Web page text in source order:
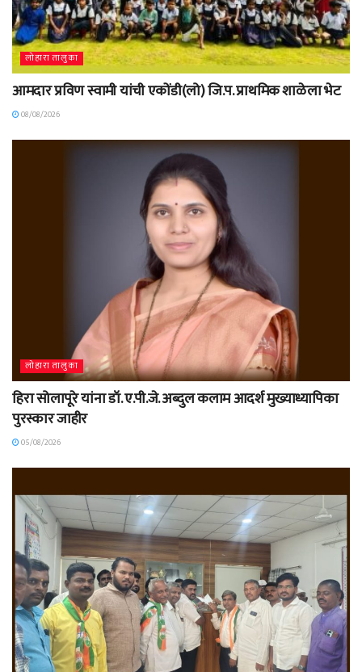
लोहारा तालुका
आमदार प्रविण स्वामी यांची एकोंडी(लो) जि.प. प्राथमिक शाळेला भेट
08/08/2026
लोहारा तालुका
हिरा सोलापूरे यांना डॉ. ए.पी.जे. अब्दुल कलाम आदर्श मुख्याध्यापिका
पुरस्कार जाहीर
05/08/2026